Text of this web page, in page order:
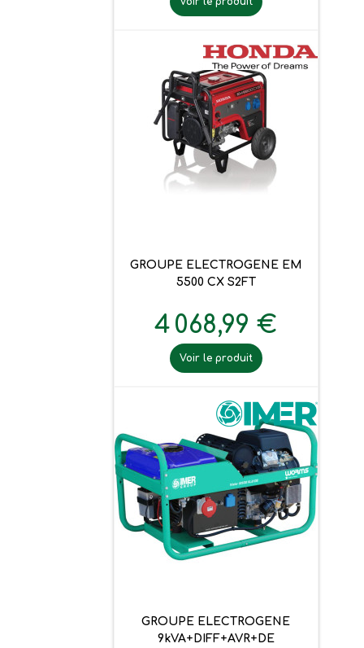
GROUPE ELECTROGENE EM
5500 CX S2FT
4 068,99 €
Voir le produit
GROUPE ELECTROGENE
9kVA+DIFF+AVR+DE